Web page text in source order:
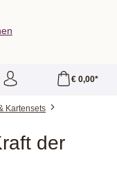
€ 0,00*
Kartensets
der